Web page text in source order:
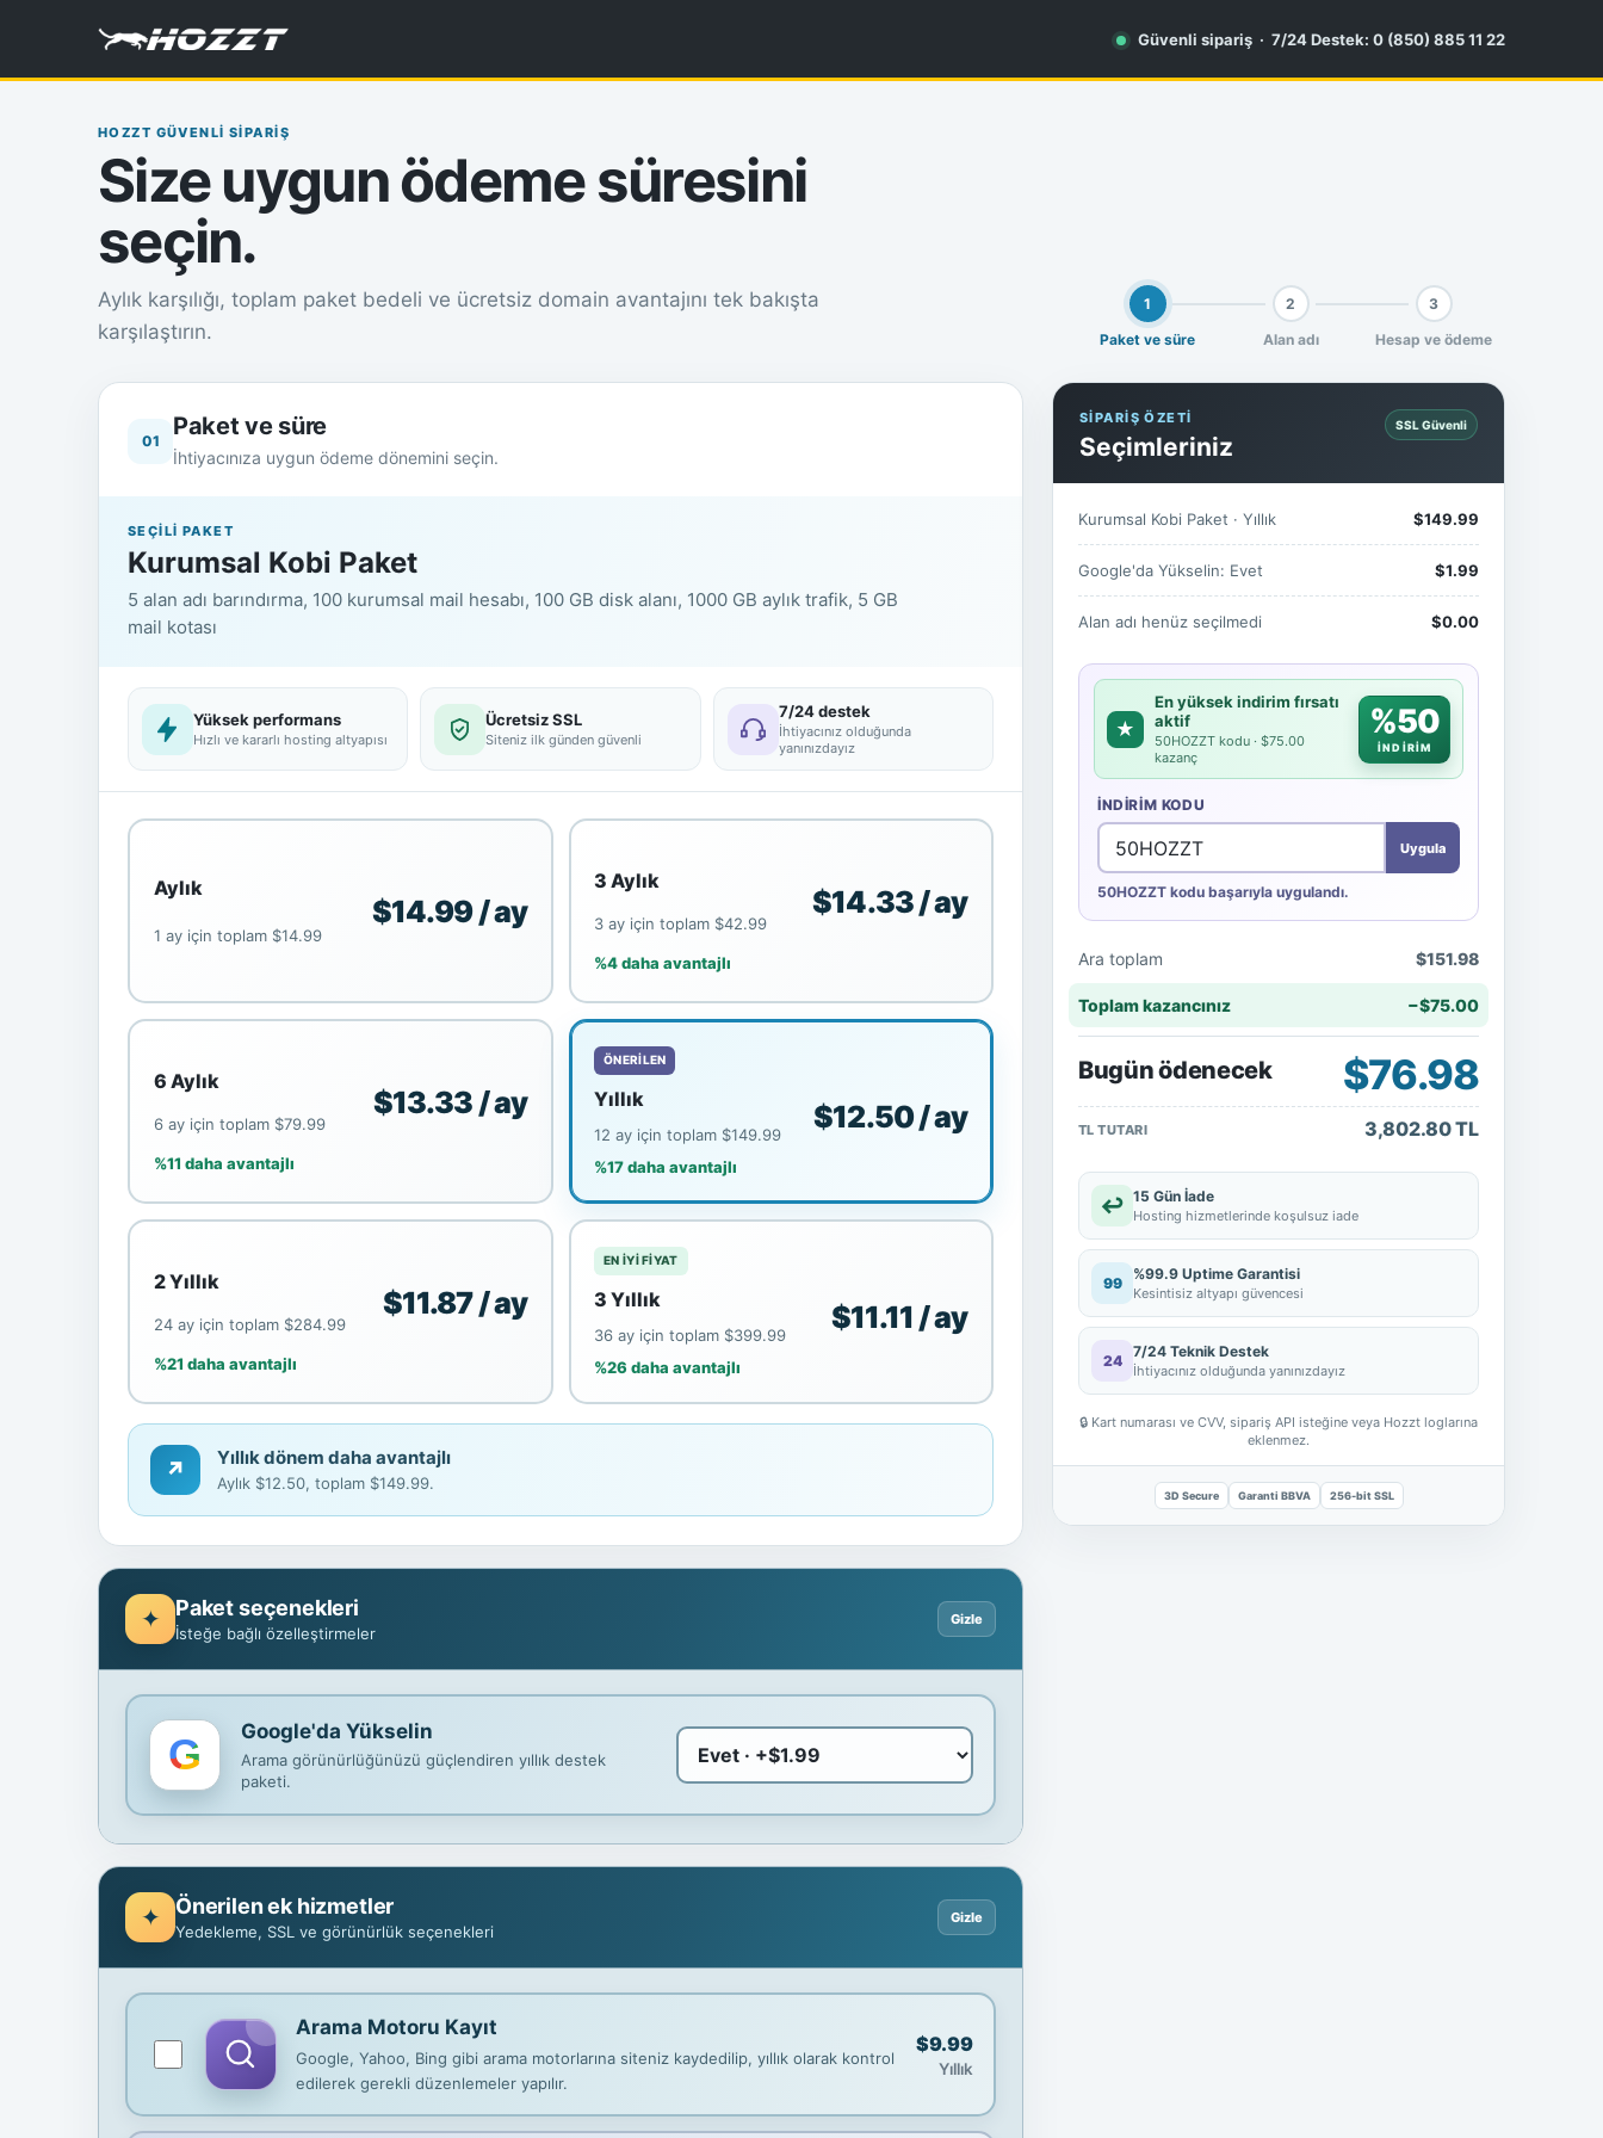
Güvenli sipariş · 7/24 Destek: 0 (850) 885 11 22
HOZZT GÜVENLİ SİPARİŞ
Size uygun ödeme süresini
seçin.
Aylık karşılığı, toplam paket bedeli ve ücretsiz domain avantajını tek bakışta
karşılaştırın.
1
Paket ve süre
2
Alan adı
3
Hesap ve ödeme
01
Paket ve süre
İhtiyacınıza uygun ödeme dönemini seçin.
SEÇİLİ PAKET
Kurumsal Kobi Paket
5 alan adı barındırma, 100 kurumsal mail hesabı, 100 GB disk alanı, 1000 GB aylık trafik, 5 GB
mail kotası
Yüksek performans
Hızlı ve kararlı hosting altyapısı
Ücretsiz SSL
Siteniz ilk günden güvenli
7/24 destek
İhtiyacınız olduğunda
yanınızdayız
Aylık
$14.99 / ay
1 ay için toplam $14.99
3 Aylık
$14.33 / ay
3 ay için toplam $42.99
%4 daha avantajlı
6 Aylık
$13.33 / ay
6 ay için toplam $79.99
%11 daha avantajlı
ÖNERILEN
Yıllık $12.50 / ay
12 ay için toplam $149.99
%17 daha avantajlı
2 Yıllık
$11.87 / ay
24 ay için toplam $284.99
%21 daha avantajlı
EN IYI FIYAT
3 Yıllık $11.11 / ay
36 ay için toplam $399.99
%26 daha avantajlı
↗ Yıllık dönem daha avantajlı
Aylık $12.50, toplam $149.99.
Paket seçenekleri
İsteğe bağlı özelleştirmeler
Google'da Yükselin
Arama görünürlüğünüzü güçlendiren yıllık destek
paketi.
Önerilen ek hizmetler
Yedekleme, SSL ve görünürlük seçenekleri
Arama Motoru Kayıt
Google, Yahoo, Bing gibi arama motorlarına siteniz kaydedilip, yıllık olarak kontrol
edilerek gerekli düzenlemeler yapılır.
$9.99
Yıllık
SİPARİŞ ÖZETİ
Seçimleriniz
SSL Güvenli
Kurumsal Kobi Paket · Yıllık $149.99
Google'da Yükselin: Evet $1.99
Alan adı henüz seçilmedi $0.00
★
En yüksek indirim fırsatı
aktif
50HOZZT kodu · $75.00
kazanç
%50
İNDİRİM
İNDIRIM KODU
Uygula
50HOZZT kodu başarıyla uygulandı.
Ara toplam $151.98
Toplam kazancınız −$75.00
Bugün ödenecek $76.98
TL TUTARI 3,802.80 TL
↩ 15 Gün İade
Hosting hizmetlerinde koşulsuz iade
99
%99.9 Uptime Garantisi
Kesintisiz altyapı güvencesi
24
7/24 Teknik Destek
İhtiyacınız olduğunda yanınızdayız
🔒 Kart numarası ve CVV, sipariş API isteğine veya Hozzt loglarına
eklenmez.
3D Secure Garanti BBVA 256-bit SSL